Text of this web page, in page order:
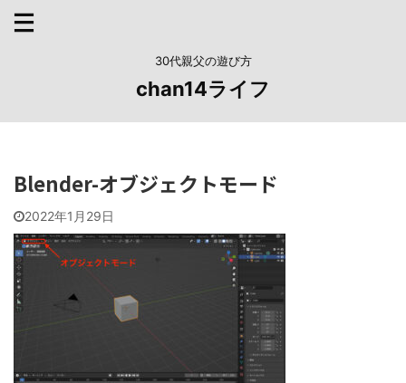
30代親父の遊び方
chan14ライフ
Blender-オブジェクトモード
2022年1月29日